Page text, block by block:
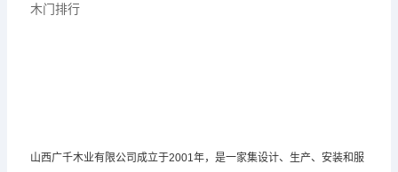
木门排行
山西广千木业有限公司成立于2001年，是一家集设计、生产、安装和服